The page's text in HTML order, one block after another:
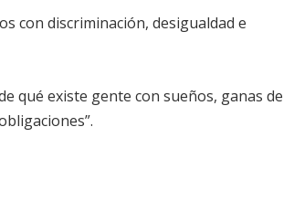
con discriminación, desigualdad e
qué existe gente con sueños, ganas de